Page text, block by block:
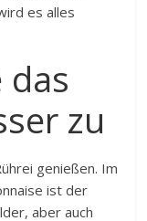
es alles
das
zu
genießen. Im
ist der
aber auch